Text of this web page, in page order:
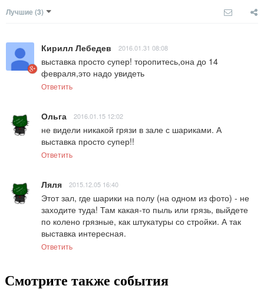
Лучшие (3)
Кирилл Лебедев 2016.01.31 08:08
выставка просто супер! торопитесь,она до 14
февраля,это надо увидеть
Ответить
Ольга 2016.01.15 12:02
не видели никакой грязи в зале с шариками. А
выставка просто супер!!
Ответить
Ляля 2015.12.05 16:40
Этот зал, где шарики на полу (на одном из фото) - не
заходите туда! Там какая-то пыль или грязь, выйдете
по колено грязные, как штукатуры со стройки. А так
выставка интересная.
Ответить
Смотрите также события